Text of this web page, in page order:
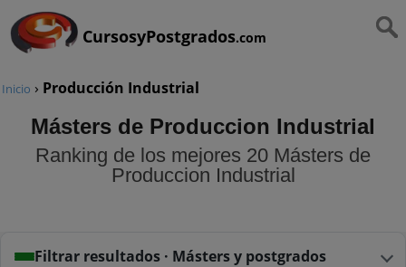
CursosyPostgrados.com
Inicio › Producción Industrial
Másters de Produccion Industrial
Ranking de los mejores 20 Másters de
Produccion Industrial
Filtrar resultados · Másters y postgrados